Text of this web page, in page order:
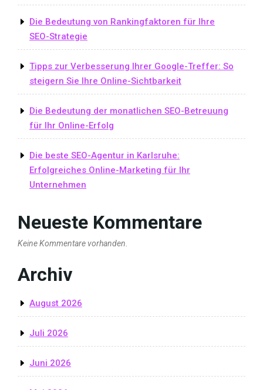
Die Bedeutung von Rankingfaktoren für Ihre
SEO-Strategie
Tipps zur Verbesserung Ihrer Google-Treffer: So
steigern Sie Ihre Online-Sichtbarkeit
Die Bedeutung der monatlichen SEO-Betreuung
für Ihr Online-Erfolg
Die beste SEO-Agentur in Karlsruhe:
Erfolgreiches Online-Marketing für Ihr
Unternehmen
Neueste Kommentare
Keine Kommentare vorhanden.
Archiv
August 2026
Juli 2026
Juni 2026